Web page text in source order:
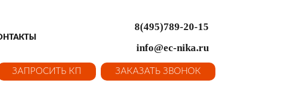
8(495)789-20-15
info@ec-nika.ru
ЗАПРОСИТЬ КП ЗАКАЗАТЬ ЗВОНОК